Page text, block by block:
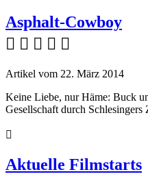
Asphalt-Cowboy
    
Artikel vom 22. März 2014
Keine Liebe, nur Häme: Buck
Gesellschaft durch

Aktuelle Filmstarts